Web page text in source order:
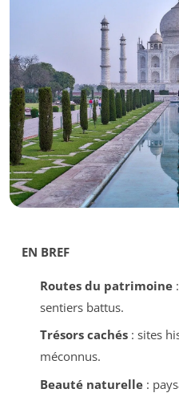
EN BREF
Routes du patrimoine:
sentiers battus.
Trésors cachés: sites
méconnus.
Beauté naturelle: